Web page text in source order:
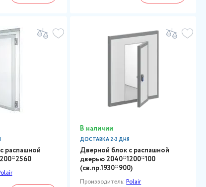
распашной
В наличии
ДОСТАВКА 2-3 ДНЯ
Дверной блок с распашной
дверью 2040*1200*100
(св.пр.1930*900)
Производитель:Polair